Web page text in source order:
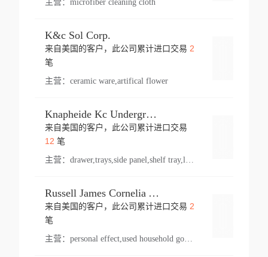
主营： microfiber cleaning cloth
K&c Sol Corp.
来自美国的客户，此公司累计进口交易 2
笔
主营： ceramic ware,artifical flower
Knapheide Kc Underground
来自美国的客户，此公司累计进口交易
12 笔
主营：
Russell James Cornelia Arlington Va
来自美国的客户，此公司累计进口交易 2
笔
主营： personal effect,used household goods